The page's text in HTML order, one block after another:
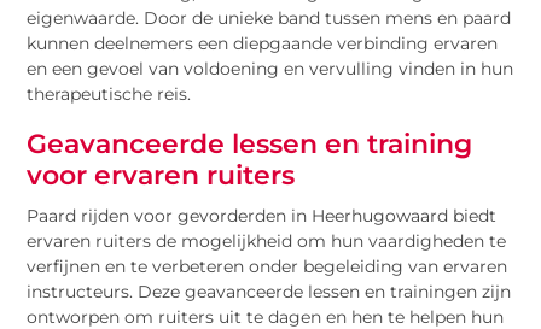
eigenwaarde. Door de unieke band tussen mens en paard
kunnen deelnemers een diepgaande verbinding ervaren
en een gevoel van voldoening en vervulling vinden in hun
therapeutische reis.
Geavanceerde lessen en training
voor ervaren ruiters
Paard rijden voor gevorderden in Heerhugowaard biedt
ervaren ruiters de mogelijkheid om hun vaardigheden te
verfijnen en te verbeteren onder begeleiding van ervaren
instructeurs. Deze geavanceerde lessen en trainingen zijn
ontworpen om ruiters uit te dagen en hen te helpen hun